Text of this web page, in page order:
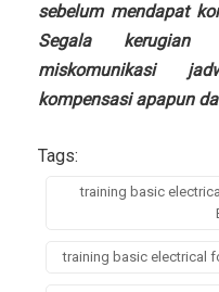
sebelum mendapat
Segala kerugian
miskomunikasi
kompensasi apapun
Tags:
training basic
training basic electrical